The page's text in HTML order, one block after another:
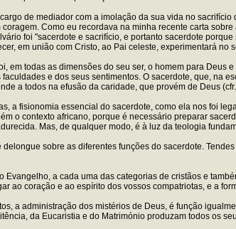
de mediador com a imolação da sua vida no
Como eu recordava na minha recente carta
foi "sacerdote e sacrifício, e portanto sacerdote porque
em união com Cristo, ao Pai celeste, experimentará
em todas as dimensões do seu ser, o homem para
e dos seus sentimentos. O sacerdote, que, na
a todos na efusão da caridade, que provém de Deus (cfr.
a fisionomia essencial do sacerdote, como ela nos foi
o contexto africano, porque é necessário preparar
Mas, de qualquer modo, é à luz da teologia
sobre as diferentes funções do sacerdote.
Evangelho, a cada uma das categorias de cristãos e
ao coração e ao espírito dos vossos compatriotas, e a
a administração dos mistérios de Deus, é função
da Eucaristia e do Matrimónio produzam todos os